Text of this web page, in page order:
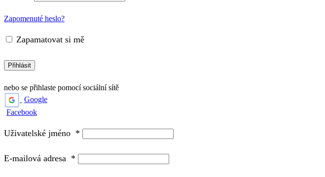
Zapomenuté heslo?
Zapamatovat si mě
Přihlásit
nebo se přihlaste pomocí sociální sítě
Google
Facebook
Uživatelské jméno *
E-mailová adresa *